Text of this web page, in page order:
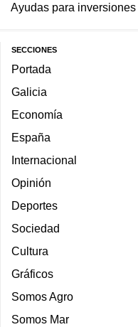
Ayudas para inversiones
SECCIONES
Portada
Galicia
Economía
España
Internacional
Opinión
Deportes
Sociedad
Cultura
Gráficos
Somos Agro
Somos Mar